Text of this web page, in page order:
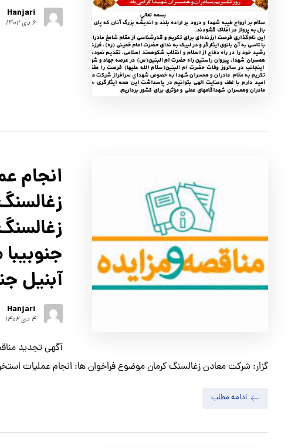
Hanjari
۶ دی ۱۴۰۲
انجام
آبنیل
Hanjari
۴ دی ۱۴۰۲
آگهي تجدید
گزار: شركت معادن زغالسنگ كرمان موضوع فراخوان ها: انجام عملیات
ادامه مطلب